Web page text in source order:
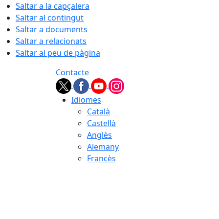
Saltar a la capçalera
Saltar al contingut
Saltar a documents
Saltar a relacionats
Saltar al peu de pàgina
Contacte
Idiomes
Català
Castellà
Anglès
Alemany
Francès